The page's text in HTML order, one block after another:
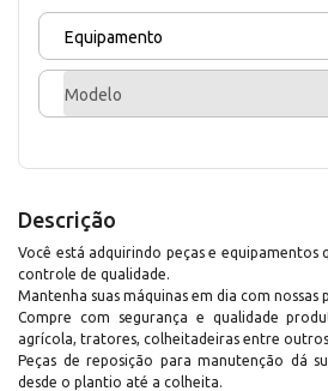
Equipamento
Modelo
Descrição
Você está adquirindo peças e equipamentos
controle de qualidade.
Mantenha suas máquinas em dia com nossas
Compre com segurança e qualidade
agrícola, tratores, colheitadeiras entre
Peças de reposição para manutenção dá
desde o plantio até a colheita.